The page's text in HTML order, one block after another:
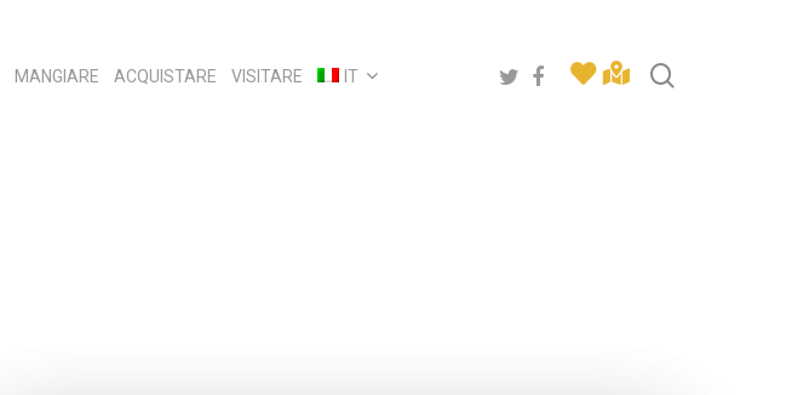
MANGIARE ACQUISTARE VISITARE IT twitterfacebook